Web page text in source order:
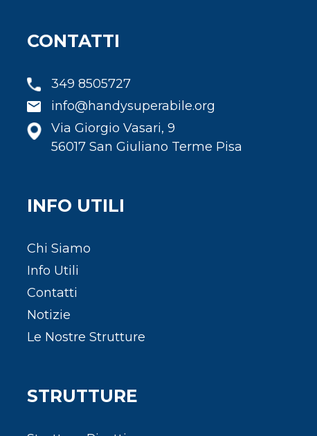
CONTATTI
349 8505727
info@handysuperabile.org
Via Giorgio Vasari, 9
56017 San Giuliano Terme Pisa
INFO UTILI
Chi Siamo
Info Utili
Contatti
Notizie
Le Nostre Strutture
STRUTTURE